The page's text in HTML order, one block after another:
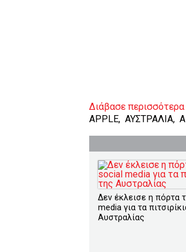
Διάβασε περισσότερα
APPLE, ΑΥΣΤΡΑΛΙΑ,
Δεν έκλεισε η πόρτα
media για τα
Αυστραλίας